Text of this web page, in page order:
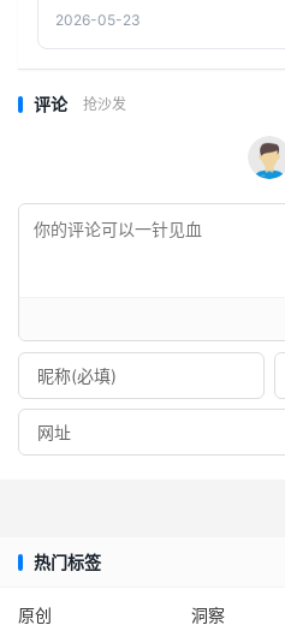
2026-05-23
评论 抢沙发
热门标签
原创 洞察